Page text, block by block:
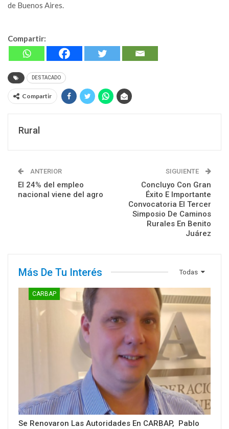
de Buenos Aires.
Compartir:
DESTACADO
Compartir
Rural
ANTERIOR
El 24% del empleo
nacional viene del agro
SIGUIENTE
Concluyo Con Gran
Éxito E Importante
Convocatoria El Tercer
Simposio De Caminos
Rurales En Benito
Juárez
Todas
Más De Tu Interés
CARBAP
Se Renovaron Las Autoridades En CARBAP, Pablo